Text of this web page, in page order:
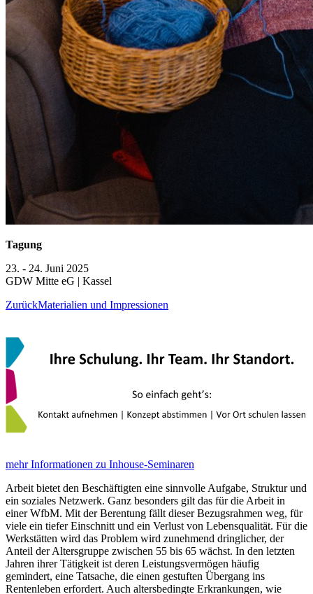
Tagung
23. - 24. Juni 2025
GDW Mitte eG | Kassel
ZurückMaterialien und Impressionen
mehr Informationen zu Inhouse-Seminaren
Arbeit bietet den Beschäftigten eine sinnvolle Aufgabe, Struktur und
ein soziales Netzwerk. Ganz besonders gilt das für die Arbeit in
einer WfbM. Mit der Berentung fällt dieser Bezugsrahmen weg, für
viele ein tiefer Einschnitt und ein Verlust von Lebensqualität. Für die
Werkstätten wird das Problem wird zunehmend dringlicher, der
Anteil der Altersgruppe zwischen 55 bis 65 wächst. In den letzten
Jahren ihrer Tätigkeit ist deren Leistungsvermögen häufig
gemindert, eine Tatsache, die einen gestuften Übergang ins
Rentenleben erfordert. Auch altersbedingte Erkrankungen, wie